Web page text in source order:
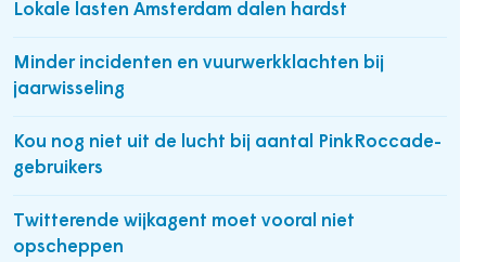
Lokale lasten Amsterdam dalen hardst
Minder incidenten en vuurwerkklachten bij
jaarwisseling
Kou nog niet uit de lucht bij aantal PinkRoccade-
gebruikers
Twitterende wijkagent moet vooral niet
opscheppen